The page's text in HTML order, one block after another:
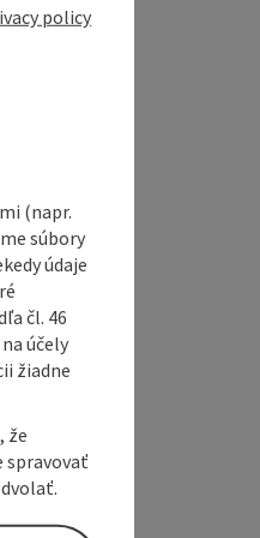
policy
(napr.
súbory
údaje
čl. 46
účely
žiadne
že
spravovať